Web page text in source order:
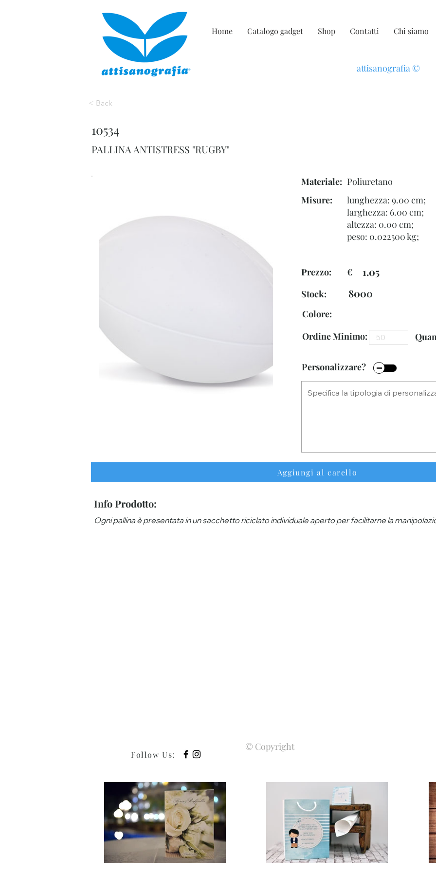
Home Catalogo gadget Shop Contatti Chi siamo
attisanografia ©
< Back
10534
PALLINA ANTISTRESS "RUGBY"
Materiale: Poliuretano
Misure:
lunghezza: 9.00 cm;
larghezza: 6.00 cm;
altezza: 0.00 cm;
peso: 0.022500 kg;
Prezzo: € 1.05
Stock: 8000
Colore:
Ordine Minimo:
Personalizzare?
Aggiungi al carello
Info Prodotto:
Ogni pallina è presentata in un sacchetto riciclato individuale aperto per facilitarne la
Follow Us:
© Copyright